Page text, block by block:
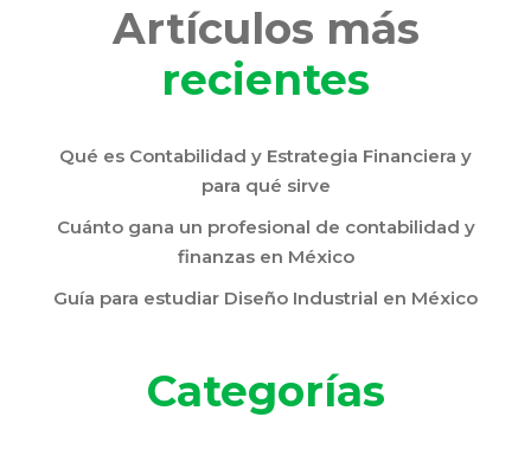
Artículos más
recientes
Qué es Contabilidad y Estrategia Financiera y
para qué sirve
Cuánto gana un profesional de contabilidad y
finanzas en México
Guía para estudiar Diseño Industrial en México
Categorías